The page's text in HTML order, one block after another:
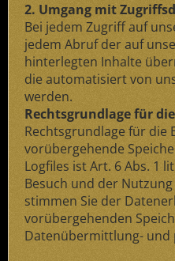
2. Umgang mit
Bei jedem Zugriff auf
jedem Abruf der auf
hinterlegten Inhalte
die automatisiert von
werden.
Rechtsgrundlage für
Rechtsgrundlage für die
vorübergehende
Logfiles ist Art. 6 Abs. 1
Besuch und der
stimmen Sie der
vorübergehenden
Datenübermittlung-